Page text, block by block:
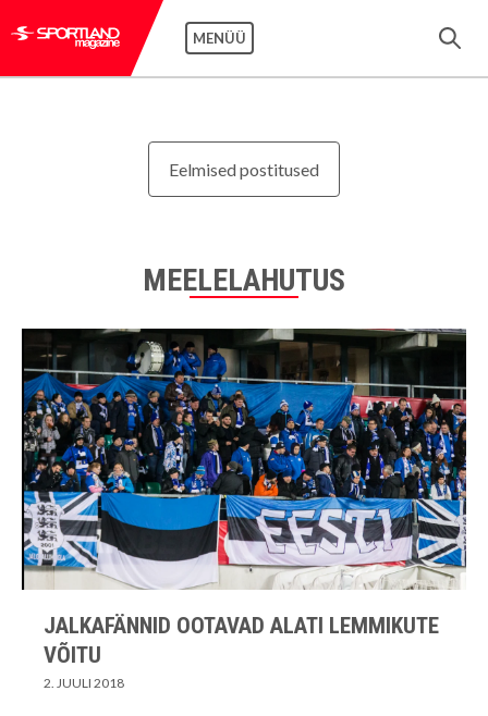
MENÜÜ
Eelmised postitused
MEELELAHUTUS
JALKAFÄNNID OOTAVAD ALATI LEMMIKUTE
VÕITU
2. JUULI 2018